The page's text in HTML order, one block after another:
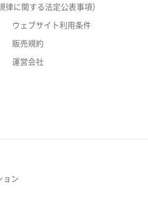
律に関する法定公表事項）
ウェブサイト利用条件
販売規約
運営会社
ョン